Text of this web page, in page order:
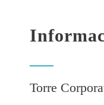
Torre